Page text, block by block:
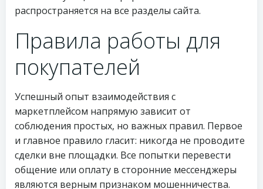
распространяется на все разделы сайта.
Правила работы для
покупателей
Успешный опыт взаимодействия с
маркетплейсом напрямую зависит от
соблюдения простых, но важных правил. Первое
и главное правило гласит: никогда не проводите
сделки вне площадки. Все попытки перевести
общение или оплату в сторонние мессенджеры
являются верным признаком мошенничества.